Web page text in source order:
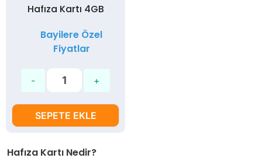
Hafıza Kartı 4GB
Bayilere Özel
Fiyatlar
SEPETE EKLE
Hafıza Kartı Nedir?